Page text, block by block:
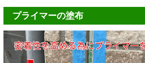
プライマーの塗布